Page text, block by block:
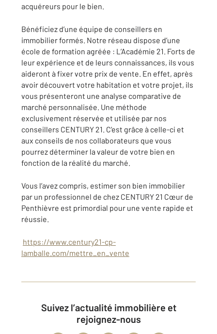
acquéreurs pour le bien.
Bénéficiez d’une équipe de conseillers en
immobilier formés. Notre réseau dispose d’une
école de formation agréée : L’Académie 21. Forts de
leur expérience et de leurs connaissances, ils vous
aideront à fixer votre prix de vente. En effet, après
avoir découvert votre habitation et votre projet, ils
vous présenteront une analyse comparative de
marché personnalisée. Une méthode
exclusivement réservée et utilisée par nos
conseillers CENTURY 21. C’est grâce à celle-ci et
aux conseils de nos collaborateurs que vous
pourrez déterminer la valeur de votre bien en
fonction de la réalité du marché.
Vous l’avez compris, estimer son bien immobilier
par un professionnel de chez CENTURY 21 Cœur de
Penthièvre est primordial pour une vente rapide et
réussie.
https://www.century21-cp-
lamballe.com/mettre_en_vente
Suivez l’actualité immobilière et
rejoignez-nous